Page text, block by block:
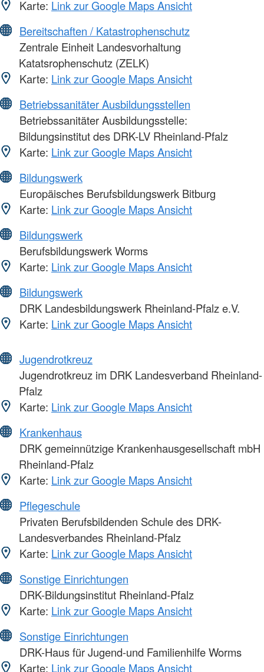
Karte: Link zur Google Maps Ansicht
Bereitschaften / Katastrophenschutz
Zentrale Einheit Landesvorhaltung
Katatsrophenschutz (ZELK)
Karte: Link zur Google Maps Ansicht
Betriebssanitäter Ausbildungsstellen
Betriebssanitäter Ausbildungsstelle:
Bildungsinstitut des DRK-LV Rheinland-Pfalz
Karte: Link zur Google Maps Ansicht
Bildungswerk
Europäisches Berufsbildungswerk Bitburg
Karte: Link zur Google Maps Ansicht
Bildungswerk
Berufsbildungswerk Worms
Karte: Link zur Google Maps Ansicht
Bildungswerk
DRK Landesbildungswerk Rheinland-Pfalz e.V.
Karte: Link zur Google Maps Ansicht
Jugendrotkreuz
Jugendrotkreuz im DRK Landesverband Rheinland-
Pfalz
Karte: Link zur Google Maps Ansicht
Krankenhaus
DRK gemeinnützige Krankenhausgesellschaft mbH
Rheinland-Pfalz
Karte: Link zur Google Maps Ansicht
Pflegeschule
Privaten Berufsbildenden Schule des DRK-
Landesverbandes Rheinland-Pfalz
Karte: Link zur Google Maps Ansicht
Sonstige Einrichtungen
DRK-Bildungsinstitut Rheinland-Pfalz
Karte: Link zur Google Maps Ansicht
Sonstige Einrichtungen
DRK-Haus für Jugend-und Familienhilfe Worms
Karte: Link zur Google Maps Ansicht